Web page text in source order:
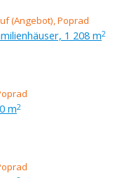
1 208 m2
m2